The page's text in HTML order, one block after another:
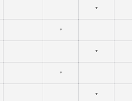
⁺
⁺
⁺
⁺
⁺